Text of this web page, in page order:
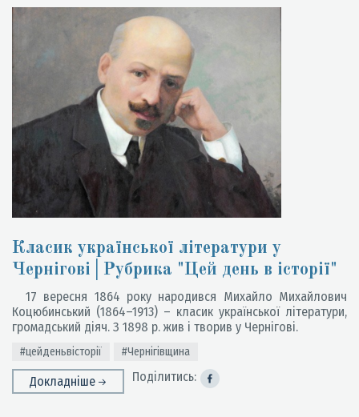
Класик української літератури у
Чернігові│Рубрика "Цей день в історії"
17 вересня 1864 року народився Михайло Михайлович
Коцюбинський (1864–1913) – класик української літератури,
громадський діяч. З 1898 р. жив і творив у Чернігові.
#цейденьвісторії #Чернігівщина
Докладніше Поділитись: